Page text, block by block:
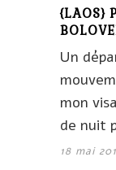
{LAOS}
Un
mon
de nuit
18 mai